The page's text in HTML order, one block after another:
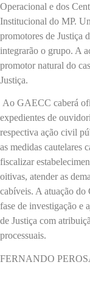
Operacional e dos
Institucional do MP.
promotores de Justiça
integrarão o grupo. A
promotor natural do
Justiça.
Ao GAECC caberá
expedientes de
respectiva ação civil
as medidas cautelares
fiscalizar
oitivas, atender as
cabíveis. A atuação
fase de investigação e
de Justiça com
processuais.
FERNANDO